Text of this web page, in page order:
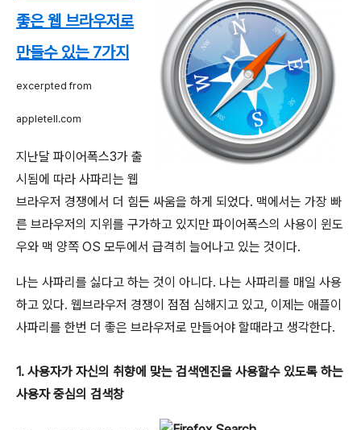
좋은 웹 브라우저로
만들수 있는 7가지
excerpted from
appletell.com
지난달 파이어폭스3가 출
시됨에 따라 사파리는 웹
브라우저 경쟁에서 더 힘든 싸움을 하게 되었다. 맥에서는 가장 빠
른 브라우저의 지위를 구가하고 있지만 파이어폭스의 사용이 윈도
우와 맥 양쪽 OS 모두에서 급격히 늘어나고 있는 것이다.
나는 사파리를 싫다고 하는 것이 아니다. 나는 사파리를 매일 사용
하고 있다. 웹브라우저 경쟁이 점점 심해지고 있고, 이제는 애플이
사파리를 한번 더 좋은 브라우저로 만들어야 할때라고 생각한다.
1. 사용자가 자신의 취향에 맞는 검색엔진을 사용할수 있도록 하는
사용자 중심의 검색창